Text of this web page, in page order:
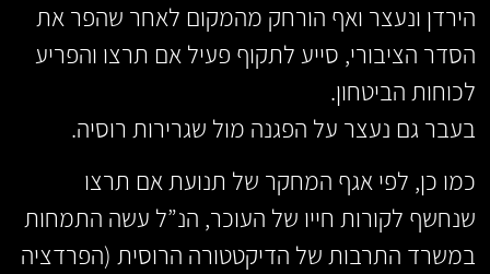
הירדן ונעצר ואף הורחק מהמקום לאחר שהפר את
הסדר הציבורי, סייע לתקוף פעיל אם תרצו והפריע
לכוחות הביטחון.
בעבר גם נעצר על הפגנה מול שגרירות רוסיה.
כמו כן, לפי אגף המחקר של תנועת אם תרצו
שנחשף לקורות חייו של העוכר, הנ”ל עשה התמחות
במשרד התרבות של הדיקטטורה הרוסית (הפרדציה